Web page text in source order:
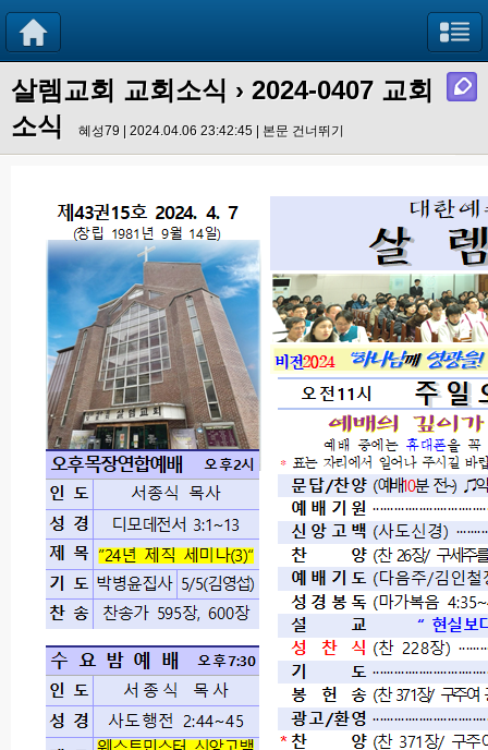
살렘교회 교회소식 › 2024-0407 교회
소식
혜성79 | 2024.04.06 23:42:45 | 본문 건너뛰기